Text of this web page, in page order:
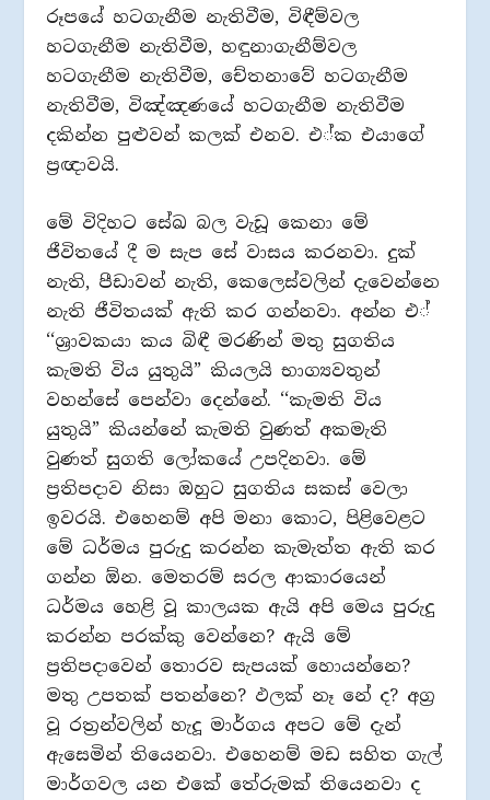
රූපයේ හටගැනීම නැතිවීම, විඳීම්වල
හටගැනීම නැතිවීම, හඳුනාගැනීම්වල
හටගැනීම නැතිවීම, චේතනාවේ හටගැනීම
නැතිවීම, විඤ්ඤණයේ හටගැනීම නැතිවීම
දකින්න පුළුවන් කලක් එනව. එ්ක එයාගේ
ප‍්‍රඥාවයි.
මේ විදිහට සේඛ බල වැඩූ කෙනා මේ
ජීවිතයේ දී ම සැප සේ වාසය කරනවා. දුක්
නැති, පීඩාවන් නැති, කෙලෙස්වලින් දැවෙන්නෙ
නැති ජීවිතයක් ඇති කර ගන්නවා. අන්න එ්
‘‘ශ‍්‍රාවකයා කය බිඳී මරණින් මතු සුගතිය
කැමති විය යුතුයි” කියලයි භාග්‍යවතුන්
වහන්සේ පෙන්වා දෙන්නේ. ‘‘කැමති විය
යුතුයි” කියන්නේ කැමති වුණත් අකමැති
වුණත් සුගති ලෝකයේ උපදිනවා. මේ
ප‍්‍රතිපදාව නිසා ඔහුට සුගතිය සකස් වෙලා
ඉවරයි. එහෙනම් අපි මනා කොට, පිළිවෙළට
මේ ධර්මය පුරුදු කරන්න කැමැත්ත ඇති කර
ගන්න ඕන. මෙතරම් සරල ආකාරයෙන්
ධර්මය හෙළි වූ කාලයක ඇයි අපි මෙය පුරුදු
කරන්න පරක්කු වෙන්නෙ? ඇයි මේ
ප‍්‍රතිපදාවෙන් තොරව සැපයක් හොයන්නෙ?
මතු උපතක් පතන්නෙ? ඵලක් නෑ නේ ද? අග‍්‍ර
වූ රත‍්‍රන්වලින් හැදූ මාර්ගය අපට මේ දැන්
ඇසෙමින් තියෙනවා. එහෙනම් මඩ සහිත ගැල්
මාර්ගවල යන එකේ තේරුමක් තියෙනවා ද